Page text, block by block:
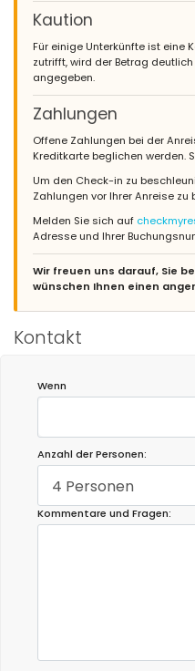
Kaution
Für einige Unterkünfte ist eine
zutrifft, wird der Betrag
angegeben.
Zahlungen
Offene Zahlungen bei der
Kreditkarte beglichen werden.
Um den Check-in zu
Zahlungen vor Ihrer Anreise zu
Melden Sie sich auf
Adresse und Ihrer
Wir freuen uns darauf, Sie
wünschen Ihnen einen
Kontakt
Wenn
Anzahl der Personen:
4 Personen
Kommentare und Fragen: